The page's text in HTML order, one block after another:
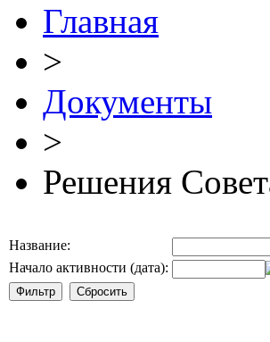
Главная
>
Документы
>
Решения
Название:
Начало активности (дата):